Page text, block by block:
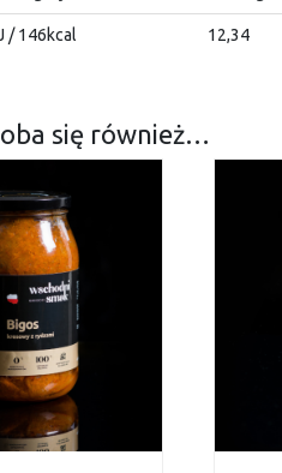
/ 146kcal 12,34
się również…